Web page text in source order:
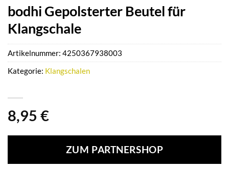
bodhi Gepolsterter Beutel für
Klangschale
8,95 €
ZUM PARTNERSHOP
Artikelnummer: 4250367938003
Kategorie: Klangschalen